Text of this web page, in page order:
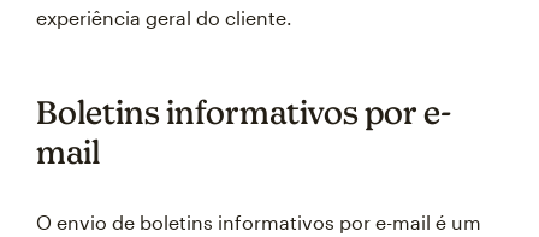
experiência geral do cliente.
Boletins informativos por e-
mail
O envio de boletins informativos por e-mail é um